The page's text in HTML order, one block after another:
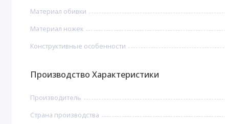
Материал обивки
Материал ножек
Конструктивные особенности
Производство Характеристики
Производитель
Страна производства